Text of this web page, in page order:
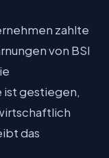
zahlte
von BSI
ist gestiegen,
das